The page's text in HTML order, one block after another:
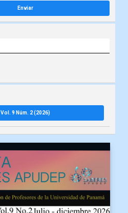
Enviar
Vol. 9 Núm. 2 (2026)